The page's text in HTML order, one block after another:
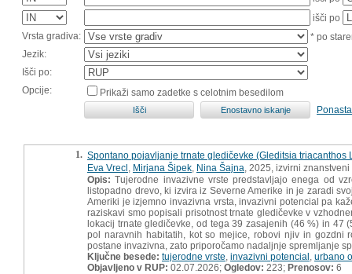
išči po
Vrsta gradiva:
* po
Jezik:
Išči po:
Opcije:
Prikaži samo zadetke s celotnim besedilom
1. Spontano pojavljanje trnate gledičevke (Gleditsia triacanthos
Eva Vrecl Mirjana Šipek Nina Šajna , 2025, izvirni
Opis: Tujerodne invazivne vrste predstavljajo enega od
listopadno drevo, ki izvira iz Severne Amerike in je zaradi
Ameriki je izjemno invazivna vrsta, invazivni potencial pa
raziskavi smo popisali prisotnost trnate gledičevke v
lokacij trnate gledičevke, od tega 39 zasajenih (46 %) in 47
pol naravnih habitatih, kot so mejice, robovi njiv in gozdni
postane invazivna, zato priporočamo nadaljnje spremljanje
Ključne besede: tujerodne vrste invazivni potencial urbano
Objavljeno v RUP: 02.07.2026; Ogledov: 223; Prenosov: 6